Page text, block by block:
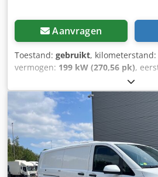
Aanvragen
Toestand: gebruikt, kilometerstand:
vermogen: 199 kW (270,56 pk),
,
retarder, bestuurderscabine:
overbrenging:
automatisch ,
ophanging:overig , totale lengte:
breedte:2.600 mm, totale hoogte:
lengte:8.700 mm,
laadruimtehoogte: 2.150 mm,
ABS, airbag, airconditioning,